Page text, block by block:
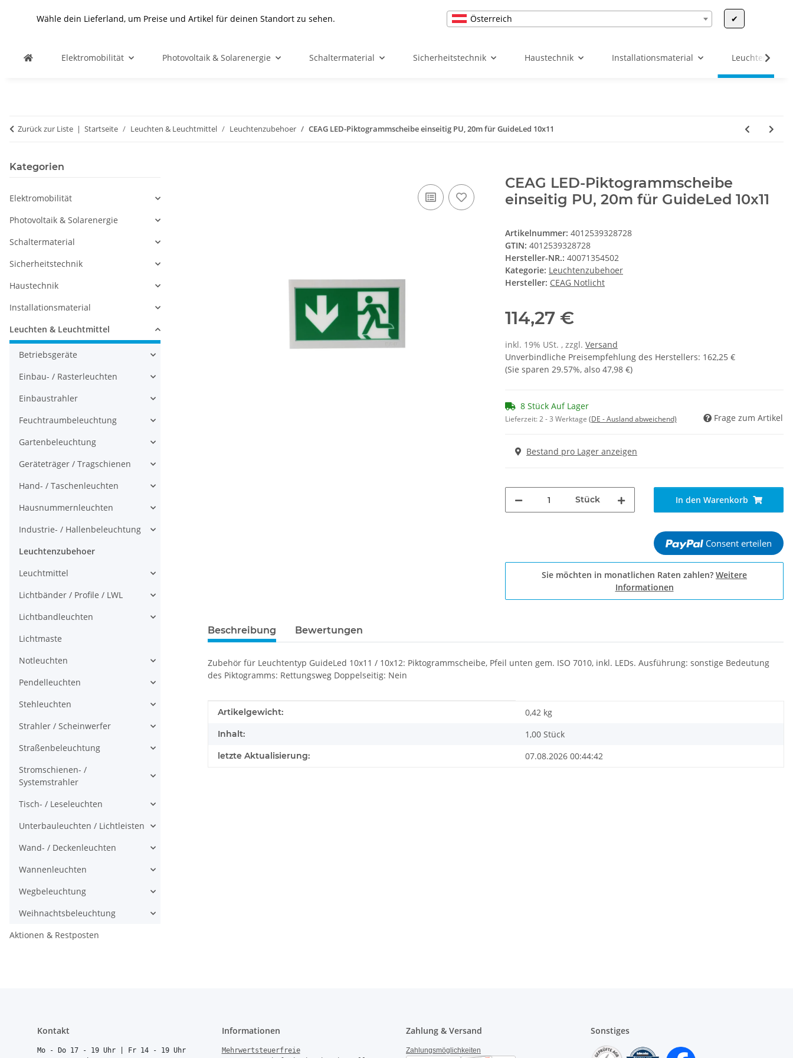
Wähle dein Lieferland, um Preise und Artikel für deinen Standort zu sehen. Österreich ✔
Elektromobilität Photovoltaik & Solarenergie Schaltermaterial Sicherheitstechnik Haustechnik Installationsmaterial Leuchten &
Zurück zur Liste Startseite Leuchten & Leuchtmittel Leuchtenzubehoer CEAG LED-Piktogrammscheibe einseitig PU, 20m für GuideLed 10x11
CEAG LED-Piktogrammscheibe
einseitig PU, 20m für GuideLed 10x11
Artikelnummer: 4012539328728
GTIN: 4012539328728
Hersteller-NR.: 40071354502
Kategorie: Leuchtenzubehoer
Hersteller: CEAG Notlicht
114,27 €
inkl. 19% USt. , zzgl. Versand
Unverbindliche Preisempfehlung des Herstellers: 162,25 €
(Sie sparen 29.57%, also 47,98 €)
8 Stück Auf Lager
Lieferzeit:2 - 3 Werktage (DE - Ausland abweichend) Frage zum Artikel
Bestand pro Lager anzeigen
Stück In den Warenkorb
Consent erteilen
Sie möchten in monatlichen Raten zahlen? Weitere
Informationen
Beschreibung Bewertungen
Zubehör für Leuchtentyp GuideLed 10x11 / 10x12: Piktogrammscheibe, Pfeil unten gem. ISO 7010, inkl. LEDs. Ausführung: sonstige Bedeutung
des Piktogramms: Rettungsweg Doppelseitig: Nein
Produkteigenschaft
Wert
Artikelgewicht: 0,42 kg
Inhalt: 1,00 Stück
letzte Aktualisierung: 07.08.2026 00:44:42
Kategorien
Elektromobilität
Photovoltaik & Solarenergie
Schaltermaterial
Sicherheitstechnik
Haustechnik
Installationsmaterial
Leuchten & Leuchtmittel
Betriebsgeräte
Einbau- / Rasterleuchten
Einbaustrahler
Feuchtraumbeleuchtung
Gartenbeleuchtung
Geräteträger / Tragschienen
Hand- / Taschenleuchten
Hausnummernleuchten
Industrie- / Hallenbeleuchtung
Leuchtenzubehoer
Leuchtmittel
Lichtbänder / Profile / LWL
Lichtbandleuchten
Lichtmaste
Notleuchten
Pendelleuchten
Stehleuchten
Strahler / Scheinwerfer
Straßenbeleuchtung
Stromschienen- /
Systemstrahler
Tisch- / Leseleuchten
Unterbauleuchten / Lichtleisten
Wand- / Deckenleuchten
Wannenleuchten
Wegbeleuchtung
Weihnachtsbeleuchtung
Aktionen & Restposten
Kontakt
Mo - Do 17 - 19 Uhr | Fr 14 - 19 Uhr
Informationen
Mehrwertsteuerfreie
Zahlung & Versand
Zahlungsmöglichkeiten
Sonstiges